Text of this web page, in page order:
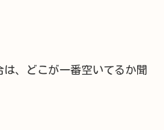
、どこが一番空いてるか聞